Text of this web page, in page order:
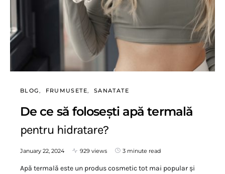
BLOG FRUMUSETE SANATATE
De ce să folosești apă termală
pentru hidratare?
January 22, 2024 929 views 3 minute read
Apă termală este un produs cosmetic tot mai popular și